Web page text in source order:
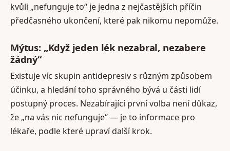
kvůli „nefunguje to“ je jedna z nejčastějších příčin
předčasného ukončení, které pak nikomu nepomůže.
Mýtus: „Když jeden lék nezabral, nezabere
žádný“
Existuje víc skupin antidepresiv s různým způsobem
účinku, a hledání toho správného bývá u části lidí
postupný proces. Nezabírající první volba není důkaz,
že „na vás nic nefunguje“ — je to informace pro
lékaře, podle které upraví další krok.